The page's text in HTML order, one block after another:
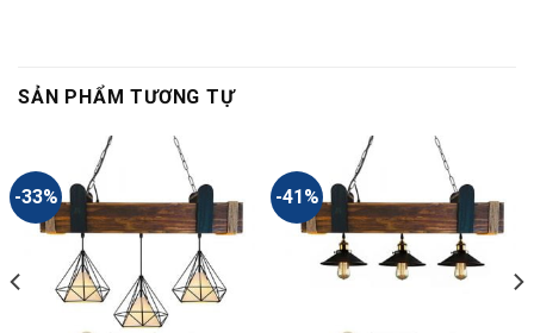
SẢN PHẨM TƯƠNG TỰ
-33% -41%